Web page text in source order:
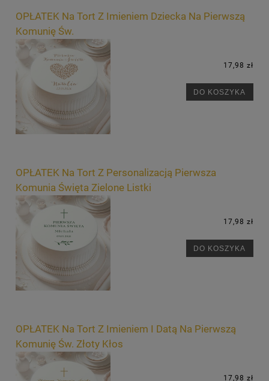
OPŁATEK Na Tort Z Imieniem Dziecka Na Pierwszą
Komunię Św.
17,98 zł
DO KOSZYKA
OPŁATEK Na Tort Z Personalizacją Pierwsza
Komunia Święta Zielone Listki
17,98 zł
DO KOSZYKA
OPŁATEK Na Tort Z Imieniem I Datą Na Pierwszą
Komunię Św. Złoty Kłos
17,98 zł